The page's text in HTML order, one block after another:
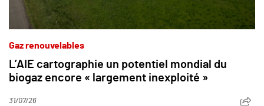
Gaz renouvelables
L’AIE cartographie un potentiel mondial du
biogaz encore « largement inexploité »
31/07/26